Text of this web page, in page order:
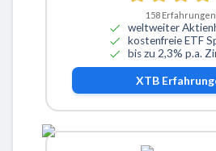
158 Erfahrungen
weltweiter
kostenfreie ETF
bis zu 2,3% p.a.
XTB